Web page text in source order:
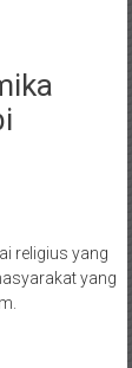
religius yang
yang